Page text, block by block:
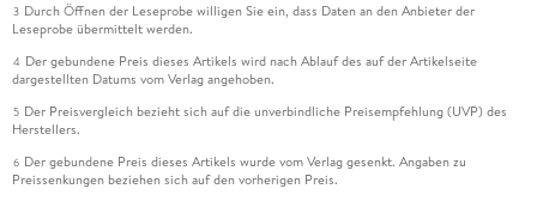
3 Durch Öffnen der Leseprobe willigen Sie ein, dass Daten an den Anbieter der
Leseprobe übermittelt werden.
4 Der gebundene Preis dieses Artikels wird nach Ablauf des auf der Artikelseite
dargestellten Datums vom Verlag angehoben.
5 Der Preisvergleich bezieht sich auf die unverbindliche Preisempfehlung (UVP) des
Herstellers.
6 Der gebundene Preis dieses Artikels wurde vom Verlag gesenkt. Angaben zu
Preissenkungen beziehen sich auf den vorherigen Preis.